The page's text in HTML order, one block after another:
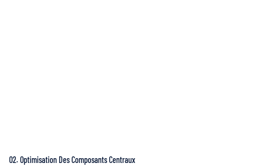
02. Optimisation Des Composants Centraux